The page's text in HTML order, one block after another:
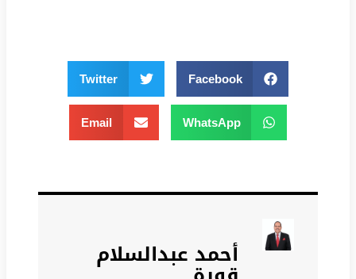
Facebook
Twitter
WhatsApp
Email
أحمد عبدالسلام